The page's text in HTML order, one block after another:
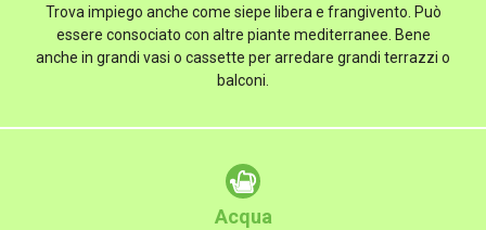
Trova impiego anche come siepe libera e frangivento. Può
essere consociato con altre piante mediterranee. Bene
anche in grandi vasi o cassette per arredare grandi terrazzi o
balconi.
Acqua